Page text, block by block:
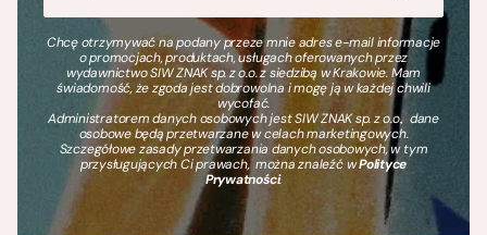
Chcę otrzymywać na podany przeze mnie adres e-mail informacje
o promocjach, produktach, usługach oferowanych przez
wydawnictwo SIW ZNAK sp. z o.o. z siedzibą w Krakowie. Mam
świadomość, że zgoda jest dobrowolna i mogę ją w każdej chwili
wycofać.
Administratorem danych osobowych jest SIW ZNAK sp. z o.o., dane
osobowe będą przetwarzane w celach marketingowych.
Szczegółowe zasady przetwarzania danych osobowych, w tym
przysługujących Ci prawach, można znaleźć wPolityce
Prywatności.